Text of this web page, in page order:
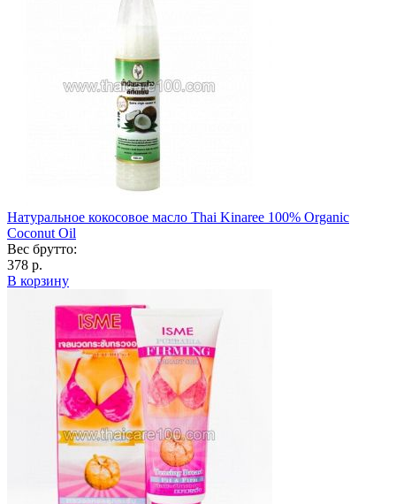
Натуральное кокосовое масло Thai Kinaree 100% Organic
Coconut Oil
Вес брутто:
378 р.
В корзину